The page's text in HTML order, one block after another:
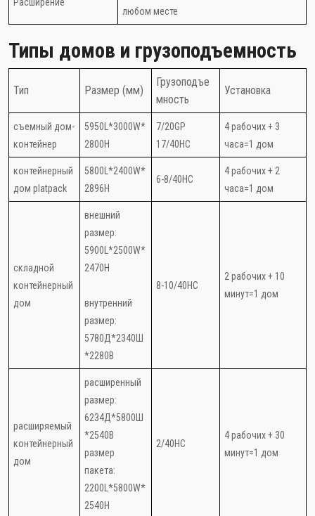
любом месте
Типы домов и грузоподъемность
Тип Размер (мм)
Грузоподъе
мность
Установка
съемный дом-
контейнер
5950L*3000W*
2800H
7/20GP
17/40HC
4 рабочих + 3
часа=1 дом
контейнерный
дом platpack
5800L*2400W*
2896H
6-8/40HC
4 рабочих + 2
часа=1 дом
складной
контейнерный
дом
внешний
размер:
5900L*2500W*
2470H
внутренний
размер:
5780Д*2340Ш
*2280В
8-10/40HC
2 рабочих + 10
минут=1 дом
расширяемый
контейнерный
дом
расширенный
размер:
6234Д*5800Ш
*2540В
размер
пакета:
2200L*5800W*
2540H
2/40HC
4 рабочих + 30
минут=1 дом